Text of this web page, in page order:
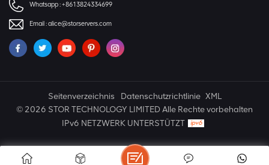
Whatsapp :+8613824334699
Email :alice@storservers.com
Seitenverzeichnis Datenschutzrichtlinie XML
© 2026 STOR TECHNOLOGY LIMITED Alle Rechte vorbehalten
IPv6 NETZWERK UNTERSTÜTZT